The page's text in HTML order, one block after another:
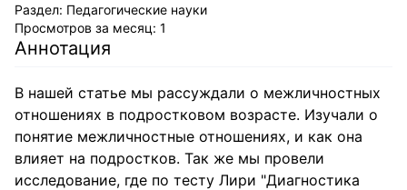
Раздел: Педагогические науки
Просмотров за месяц: 1
Аннотация
В нашей статье мы рассуждали о межличностных
отношениях в подростковом возрасте. Изучали о
понятие межличностные отношениях, и как она
влияет на подростков. Так же мы провели
исследование, где по тесту Лири "Диагностика